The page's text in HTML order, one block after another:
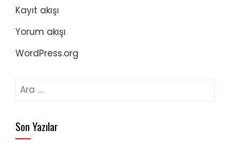
Kayıt akışı
Yorum akışı
WordPress.org
Arama:
Son Yazılar